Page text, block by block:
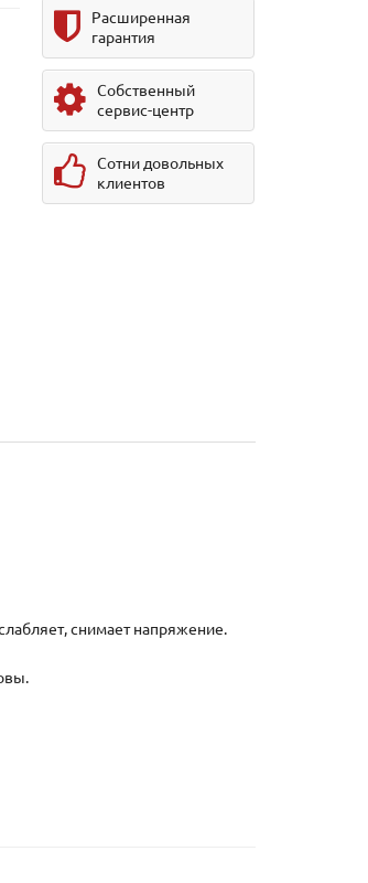
Расширенная
гарантия
Собственный
сервис-центр
Сотни довольных
клиентов
снимает напряжение.